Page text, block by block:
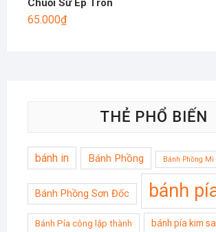
Chuối Sứ Ép Tròn
65.000₫
THẺ PHỔ BIẾN
bánh in Bánh Phồng Bánh Phồng Mì
Bánh Phồng Sơn Đốc bánh
Bánh Pía công lập thành bánh pía kim sa